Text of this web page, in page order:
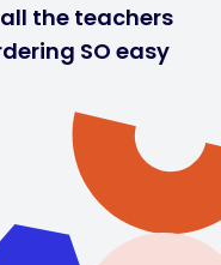
the teachers
SO easy